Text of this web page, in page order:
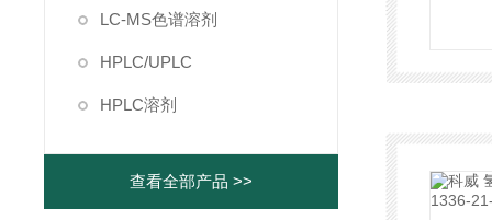
LC-MS色谱溶剂
HPLC/UPLC
HPLC溶剂
查看全部产品 >>